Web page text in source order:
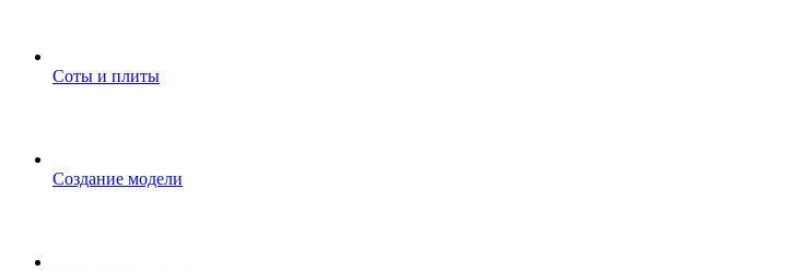
Соты и плиты
Создание модели